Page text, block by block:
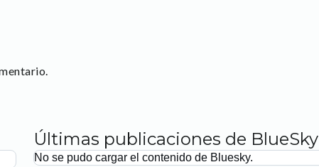
Últimas publicaciones de BlueSky
No se pudo cargar el contenido de Bluesky.